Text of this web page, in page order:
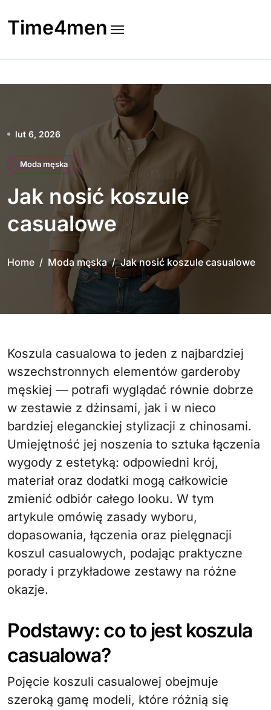
to
content
Time4men
lut 6, 2026
Moda męska
Jak nosić koszule
casualowe
Home Moda męska Jak nosić koszule casualowe
Koszula casualowa to jeden z najbardziej
wszechstronnych elementów garderoby
męskiej — potrafi wyglądać równie dobrze
w zestawie z dżinsami, jak i w nieco
bardziej eleganckiej stylizacji z chinosami.
Umiejętność jej noszenia to sztuka łączenia
wygody z estetyką: odpowiedni krój,
materiał oraz dodatki mogą całkowicie
zmienić odbiór całego looku. W tym
artykule omówię zasady wyboru,
dopasowania, łączenia oraz pielęgnacji
koszul casualowych, podając praktyczne
porady i przykładowe zestawy na różne
okazje.
Podstawy: co to jest koszula
casualowa?
Pojęcie koszuli casualowej obejmuje
szeroką gamę modeli, które różnią się